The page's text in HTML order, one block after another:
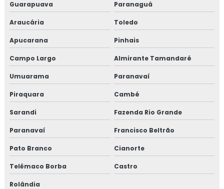
Guarapuava Paranaguá
Araucária Toledo
Apucarana Pinhais
Campo Largo Almirante Tamandaré
Umuarama Paranavaí
Piraquara Cambé
Sarandi Fazenda Rio Grande
Paranavaí Francisco Beltrão
Pato Branco Cianorte
Telêmaco Borba Castro
Rolândia